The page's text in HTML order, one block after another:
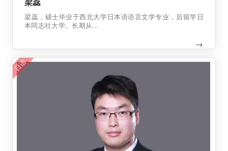
梁蕊，硕士毕业于西北大学日本语语言文学专业，后留学日
本同志社大学。长期从...
→
日语